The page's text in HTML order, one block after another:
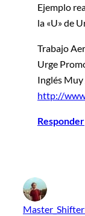
Ejemplo
la «U» de
Trabajo
Urge
Inglés Muy
http://
Responder